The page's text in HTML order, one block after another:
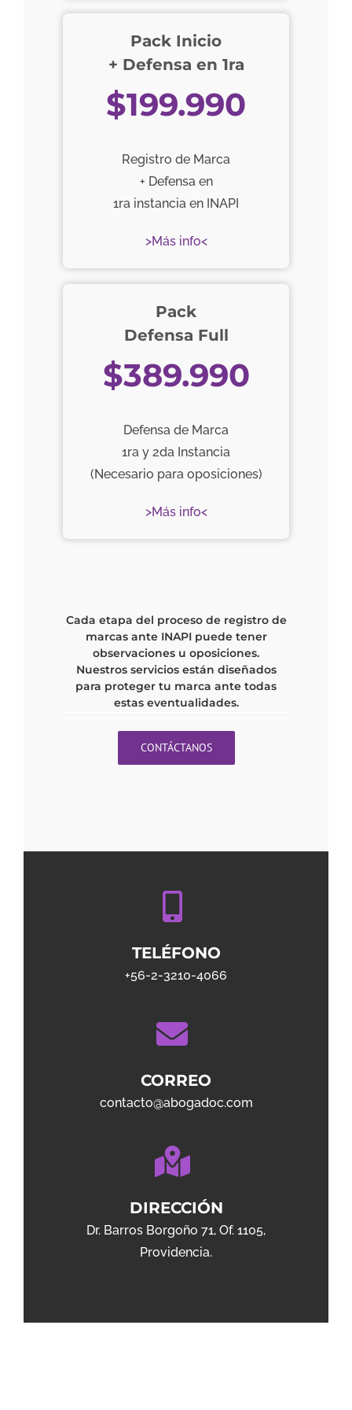
Pack Inicio
+ Defensa en 1ra
$199.990
Registro de Marca
+ Defensa en
1ra instancia en INAPI
>Más info<
Pack
Defensa Full
$389.990
Defensa de Marca
1ra y 2da Instancia
(Necesario para oposiciones)
>Más info<
Cada etapa del proceso de registro de
marcas ante INAPI puede tener
observaciones u oposiciones.
Nuestros servicios están diseñados
para proteger tu marca ante todas
estas eventualidades.
CONTÁCTANOS
TELÉFONO
+56-2-3210-4066
CORREO
contacto@abogadoc.com
DIRECCIÓN
Dr. Barros Borgoño 71, Of. 1105,
Providencia.